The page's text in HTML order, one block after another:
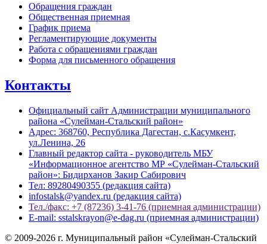
Обращения граждан
Общественная приемная
График приема
Регламентирующие документы
Работа с обращениями граждан
Форма для письменного обращения
Контакты
Официальный сайт Администрации муниципального
района «Сулейман-Стальский район»
Адрес: 368760, Республика Дагестан, с.Касумкент,
ул.Ленина, 26
Главный редактор сайта - руководитель МБУ
«Информационное агентство МР «Сулейман-Стальский
район»: Бидирханов Закир Сабирович
Тел: 89280490355 (редакция сайта)
infostalsk@yandex.ru (редакция сайта)
Тел./факс: +7 (87236) 3-41-76 (приемная администрации)
E-mail: sstalskrayon@e-dag.ru (приемная администрации)
© 2009-2026 г. Муниципальный район «Сулейман-Стальский